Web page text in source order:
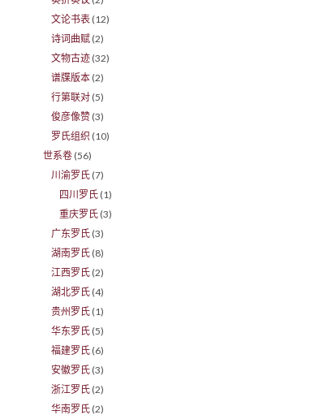
文论书表 (12)
诗词曲赋 (2)
文物古迹 (32)
谱牒版本 (2)
行第联对 (5)
俊彦像赞 (3)
罗氏组织 (10)
世系卷 (56)
川渝罗氏 (7)
四川罗氏 (1)
重庆罗氏 (3)
广东罗氏 (3)
湖南罗氏 (8)
江西罗氏 (2)
湖北罗氏 (4)
贵州罗氏 (1)
华东罗氏 (5)
福建罗氏 (6)
安徽罗氏 (3)
浙江罗氏 (2)
华南罗氏 (2)